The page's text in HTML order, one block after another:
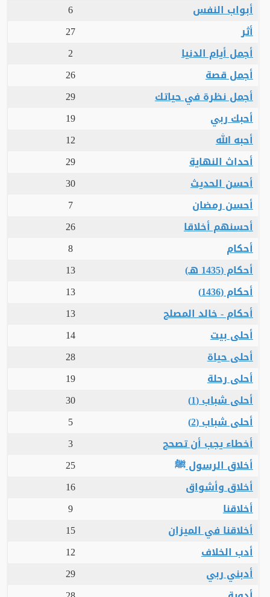
أبواب النفس
6
أثر
27
أجمل أيام الدنيا
2
أجمل قصة
26
أجمل نظرة في حياتك
29
أحبك ربي
19
أحبه الله
12
أحداث النهاية
29
أحسن الحديث
30
أحسن رمضان
7
أحسنهم أخلاقا
26
أحكام
8
أحكام (1435 هـ)
13
أحكام (1436)
13
أحكام - خالد المصلح
13
أحلى بيت
14
أحلى حياة
28
أحلى رحلة
19
أحلى شباب (1)
30
أحلى شباب (2)
5
أخطاء يجب أن تصحح
3
أخلاق الرسول ﷺ
25
أخلاق وأشواق
16
أخلاقنا
9
أخلاقنا في الميزان
15
أدب الخلاف
12
أدبني ربي
29